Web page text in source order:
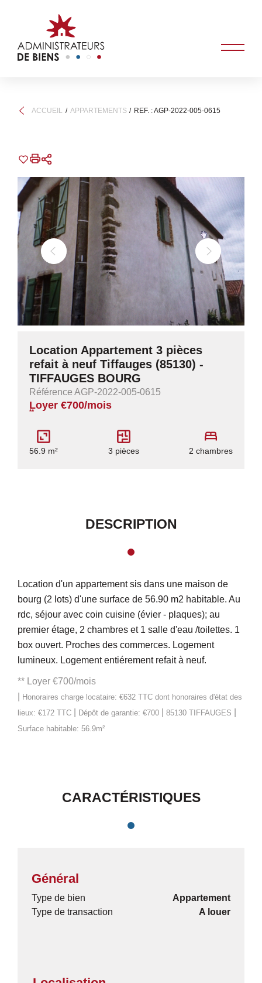
ACCUEIL APPARTEMENTS REF. : AGP-2022-005-0615
Location Appartement 3 pièces
refait à neuf Tiffauges (85130) -
TIFFAUGES BOURG
Référence AGP-2022-005-0615
Loyer €700/mois
**
56.9 m² 3 pièces 2 chambres
DESCRIPTION
Location d'un appartement sis dans une maison de
bourg (2 lots) d'une surface de 56.90 m2 habitable. Au
rdc, séjour avec coin cuisine (évier - plaques); au
premier étage, 2 chambres et 1 salle d'eau /toilettes. 1
box ouvert. Proches des commerces. Logement
lumineux. Logement entiérement refait à neuf.
** Loyer €700/mois
Honoraires charge locataire: €632 TTC dont honoraires d'état des
lieux: €172 TTC
Dépôt de garantie: €700 85130 TIFFAUGES
Surface habitable: 56.9m²
CARACTÉRISTIQUES
Général
Type de bien
Appartement
Type de transaction
A louer